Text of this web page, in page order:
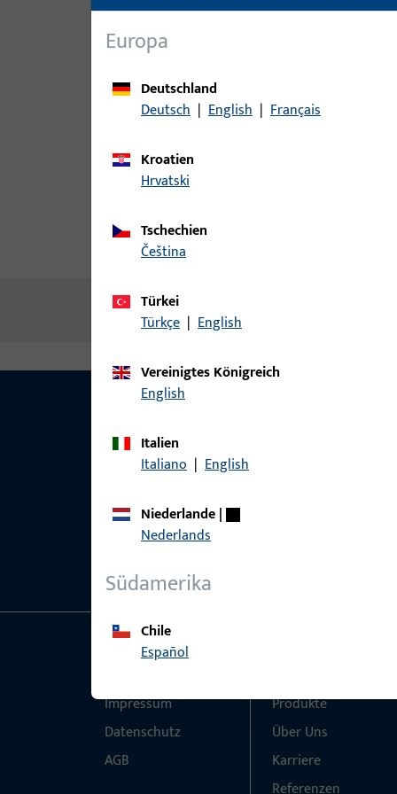
Produktbeschreibung
Keine Inhalte vorhanden
Europa
Deutschland
Deutsch | English | Français
Kroatien
Hrvatski
Tschechien
čeština
Türkei
Türkçe | English
Vereinigtes Königreich
English
Italien
Italiano | English
Niederlande|
Nederlands
Südamerika
Chile
Español
Allgemeines
Impressum
Datenschutz
AGB
Produkte
Über Uns
Karriere
Referenzen